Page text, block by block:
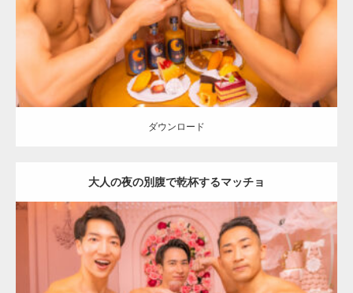
ダウンロード
ダウンロード
大人の夜の別腹で乾杯するマッチョ
Update:2024.06.2